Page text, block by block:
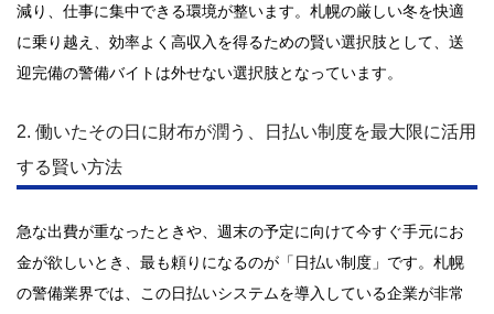
減り、仕事に集中できる環境が整います。札幌の厳しい冬を快適
に乗り越え、効率よく高収入を得るための賢い選択肢として、送
迎完備の警備バイトは外せない選択肢となっています。
2. 働いたその日に財布が潤う、日払い制度を最大限に活用
する賢い方法
急な出費が重なったときや、週末の予定に向けて今すぐ手元にお
金が欲しいとき、最も頼りになるのが「日払い制度」です。札幌
の警備業界では、この日払いシステムを導入している企業が非常